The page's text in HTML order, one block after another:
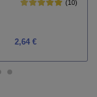
(10)
2,64 €